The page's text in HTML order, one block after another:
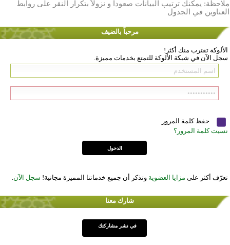
ملاحظة: يمكنك ترتيب البيانات صعوداً و نزولاً بتكرار النقر على روابط
العناوين في الجدول
مرحباً بالضيف
الألوكة تقترب منك أكثر!
سجل الآن في شبكة الألوكة للتمتع بخدمات مميزة.
حفظ كلمة المرور
نسيت كلمة المرور؟
تعرّف أكثر على مزايا العضوية وتذكر أن جميع خدماتنا المميزة مجانية! سجل الآن.
شارك معنا
في نشر مشاركتك